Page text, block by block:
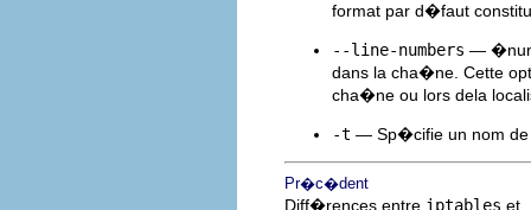
format par d�faut
--line-numbers —
dans la cha�ne. Cette
cha�ne ou lors dela
-t — Sp�cifie un nom de
Pr�c�dent
Diff�rences entre iptables et